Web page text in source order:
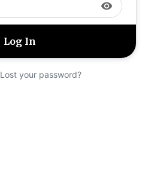
visibility
Lost your password?